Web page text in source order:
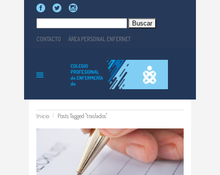
CONTACTO ÁREA PERSONAL ENFERNET
Inicio Posts Tagged "traslados"